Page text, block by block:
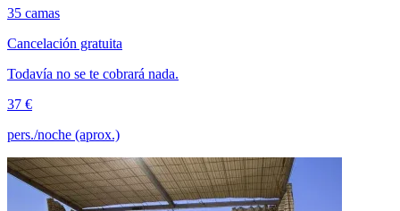
35 camas
Cancelación gratuita
Todavía no se te cobrará nada.
37 €
pers./noche (aprox.)